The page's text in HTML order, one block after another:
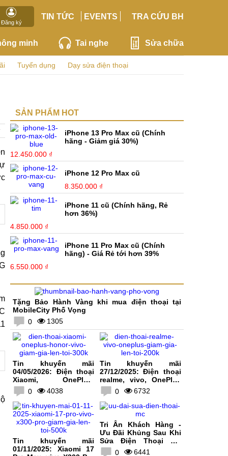
Đăng ký
TIN TỨC EVENTS TRA CỨU BH
minh Tai nghe Sửa chữa
Tuyển dụng Dạy sửa điện thoại
SẢN PHẨM HOT
iPhone 13 Pro Max cũ (Chính
hãng - Giảm giá 30%)
12.450.000 ₫
iPhone 12 Pro Max cũ
8.350.000 ₫
iPhone 11 cũ (Chính hãng, Rẻ
hơn 36%)
4.850.000 ₫
iPhone 11 Pro Max cũ (Chính
hãng) - Giá Rẻ tới hơn 39%
6.550.000 ₫
Tặng Bảo Hành Vàng khi mua điện thoại tại
MobileCity Phố Vọng
0
1305
Tin khuyến mãi
04/05/2026: Điện thoại
Xiaomi, OnePlus,
HONOR, vivo giảm giá
lên tới 300K
0 4038
Tin khuyến mãi
27/12/2025: Điện thoại
realme, vivo, OnePlus
giảm giá lên tới 200K
0 6732
Tin khuyến mãi
01/11/2025: Xiaomi 17
Tri Ân Khách Hàng -
Ưu Đãi Khủng Sau Khi
Sửa Điện Thoại Tại
MobileCity
0 6441